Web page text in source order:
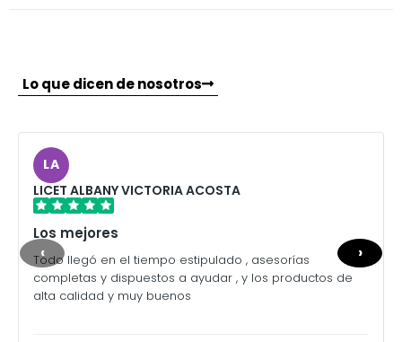
Lo que dicen de nosotros
LA
LICET ALBANY VICTORIA ACOSTA
Los mejores
Todo llegó en el tiempo estipulado , asesorías
completas y dispuestos a ayudar , y los productos de
alta calidad y muy buenos
‹ ›